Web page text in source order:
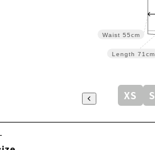
Length 71cm
Waist 55cm
XS S